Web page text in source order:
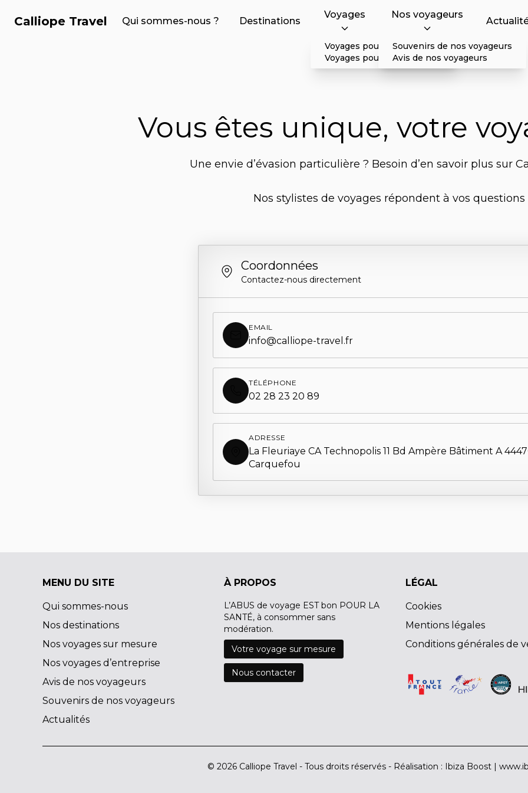
Calliope Travel Qui sommes-nous ? Destinations
Voyages
Voyages pour particulier
Voyages pour professionnel
Nos voyageurs
Souvenirs de nos voyageurs
Avis de nos voyageurs
Vous êtes unique, votre
Une envie d’évasion particulière ? Besoin d’en savoir plus sur
Nos stylistes de voyages répondent à vos questions
Coordonnées
Contactez-nous directement
EMAIL
info@calliope-travel.fr
TÉLÉPHONE
02 28 23 20 89
ADRESSE
La Fleuriaye CA Technopolis 11 Bd Ampère Bâtiment A
Carquefou
MENU DU SITE
Qui sommes-nous
Nos destinations
Nos voyages sur mesure
Nos voyages d’entreprise
Avis de nos voyageurs
Souvenirs de nos voyageurs
Actualités
À PROPOS
L’ABUS de voyage EST bon POUR LA
SANTÉ, à consommer sans
modération.
Votre voyage sur mesure
Nous contacter
LÉGAL
Cookies
Mentions légales
Conditions générales de
© 2026 Calliope Travel - Tous droits réservés - Réalisation : Ibiza Boost |